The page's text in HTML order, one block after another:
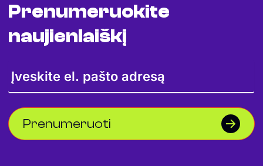
Prenumeruokite
naujienlaiškį
Prenumeruoti